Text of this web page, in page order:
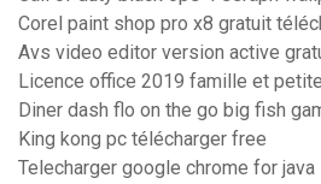
Corel paint shop pro x8 gratuit
Avs video editor version active
Licence office 2019 famille et
Diner dash flo on the go big fish
King kong pc télécharger free
Telecharger google chrome for java